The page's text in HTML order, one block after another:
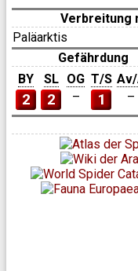
Verbreitung
Paläarktis
Gefährdung
BY
SL OG T/S
2 2 – 1 –